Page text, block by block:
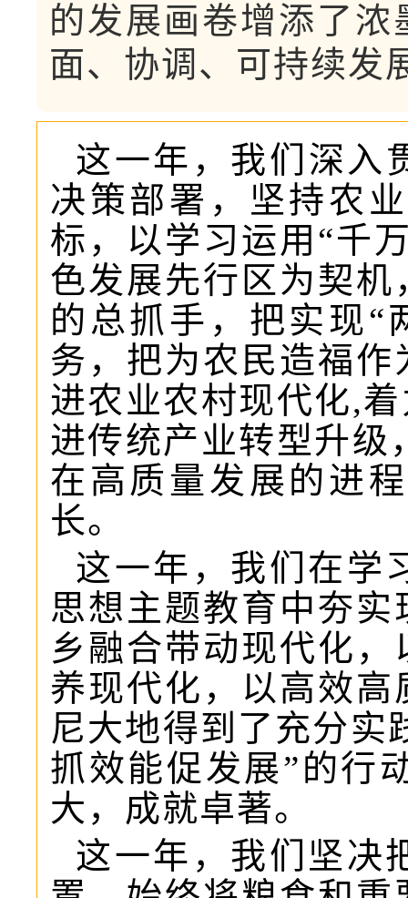
的发展画卷增添了
面、协调、可持续发
这一年，我们深入
决策部署，坚持农
标，以学习运用“千
色发展先行区为契
的总抓手，把实现“
务，把为农民造福
进农业农村现代化,
进传统产业转型升级
在高质量发展的进
长。
这一年，我们在学
思想主题教育中夯
乡融合带动现代化
养现代化，以高效
尼大地得到了充分实
抓效能促发展”的行
大，成就卓著。
这一年，我们坚决